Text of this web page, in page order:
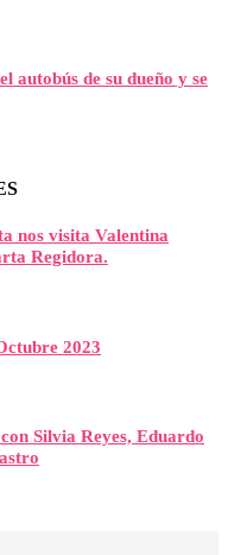
autobús de su dueño y se
nos visita Valentina
Regidora.
2023
Silvia Reyes, Eduardo